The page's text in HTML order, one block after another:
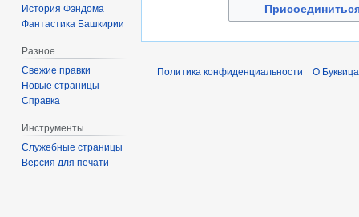
История Фэндома
Фантастика Башкирии
Разное
Свежие правки
Новые страницы
Справка
Инструменты
Служебные страницы
Версия для печати
Политика конфиденциальности О Буквица